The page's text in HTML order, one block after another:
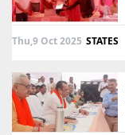
Thu,9 Oct 2025 STATES